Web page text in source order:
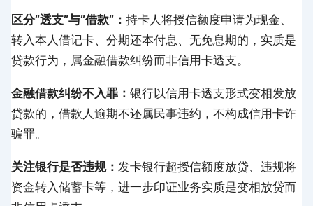
区分”透支”与”借款”： 持卡人将授信额度申请为现金、
转入本人借记卡、分期还本付息、无免息期的，实质是
贷款行为，属金融借款纠纷而非信用卡透支。
金融借款纠纷不入罪： 银行以信用卡透支形式变相发放
贷款的，借款人逾期不还属民事违约，不构成信用卡诈
骗罪。
关注银行是否违规： 发卡银行超授信额度放贷、违规将
资金转入储蓄卡等，进一步印证业务实质是变相放贷而